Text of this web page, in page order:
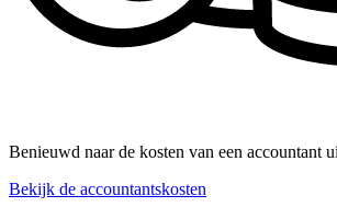
Benieuwd naar de kosten van een accountant
Bekijk de accountantskosten